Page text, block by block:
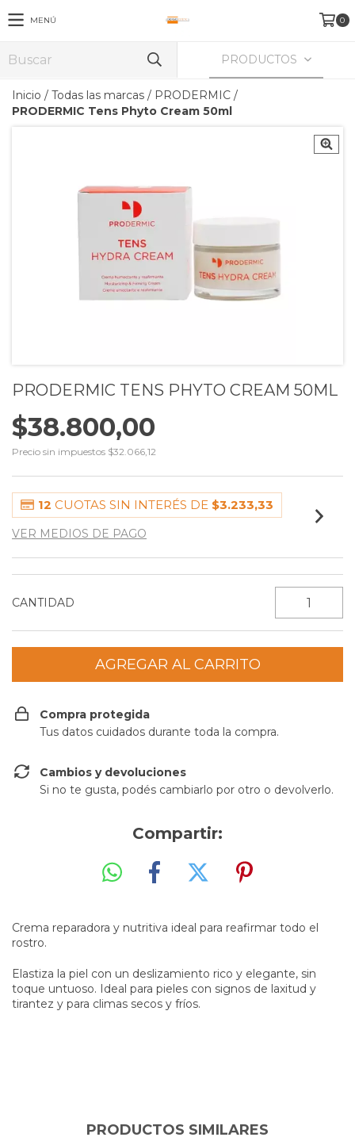
MENÚ 0
PRODUCTOS
Inicio / Todas las marcas / PRODERMIC /
PRODERMIC Tens Phyto Cream 50ml
PRODERMIC TENS PHYTO CREAM 50ML
$38.800,00
Precio sin impuestos $32.066,12
12 CUOTAS SIN INTERÉS DE $3.233,33
VER MEDIOS DE PAGO
CANTIDAD
Compra protegida
Tus datos cuidados durante toda la compra.
Cambios y devoluciones
Si no te gusta, podés cambiarlo por otro o devolverlo.
Compartir:
Crema reparadora y nutritiva ideal para reafirmar todo el
rostro.
Elastiza la piel con un deslizamiento rico y elegante, sin
toque untuoso. Ideal para pieles con signos de laxitud y
tirantez y para climas secos y fríos.
PRODUCTOS SIMILARES